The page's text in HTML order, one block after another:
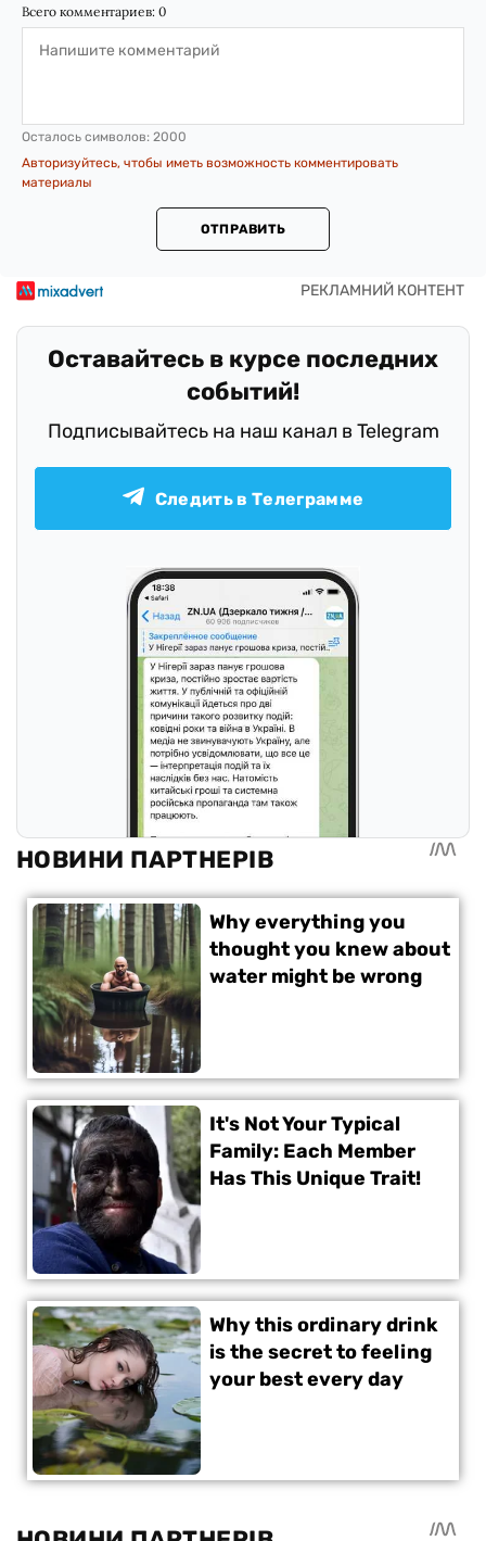
Всего комментариев: 0
Осталось символов: 2000
Авторизуйтесь, чтобы иметь возможность комментировать
материалы
ОТПРАВИТЬ
Оставайтесь в курсе последних
событий!
Подписывайтесь на наш канал в Telegram
Следить в Телеграмме